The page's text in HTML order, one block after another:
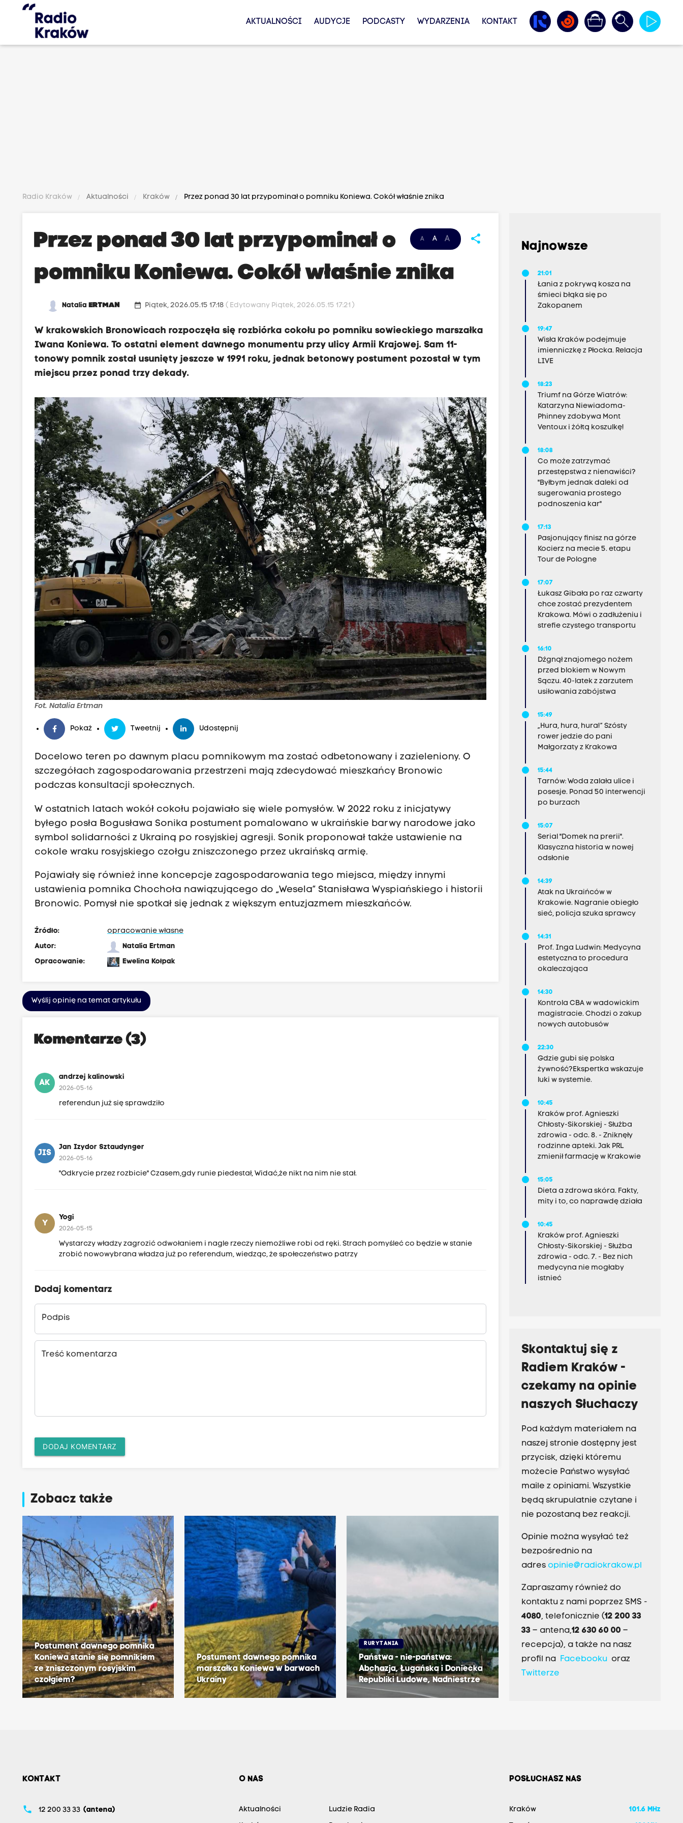
AKTUALNOŚCI AUDYCJE PODCASTY WYDARZENIA KONTAKT
Radio Kraków Aktualności Kraków Przez ponad 30 lat przypominał o pomniku Koniewa. Cokół właśnie znika
A A A share
Przez ponad 30 lat przypominał o
pomniku Koniewa. Cokół właśnie znika
NataliaERTMAN date_range Piątek, 2026.05.15 17:18( Edytowany Piątek, 2026.05.15 17:21 )
W krakowskich Bronowicach rozpoczęła się rozbiórka cokołu po pomniku sowieckiego marszałka
Iwana Koniewa. To ostatni element dawnego monumentu przy ulicy Armii Krajowej. Sam 11-
tonowy pomnik został usunięty jeszcze w 1991 roku, jednak betonowy postument pozostał w tym
miejscu przez ponad trzy dekady.
Fot. Natalia Ertman
Pokaż Tweetnij Udostępnij
Docelowo teren po dawnym placu pomnikowym ma zostać odbetonowany i zazieleniony. O
szczegółach zagospodarowania przestrzeni mają zdecydować mieszkańcy Bronowic
podczas konsultacji społecznych.
W ostatnich latach wokół cokołu pojawiało się wiele pomysłów. W 2022 roku z inicjatywy
byłego posła Bogusława Sonika postument pomalowano w ukraińskie barwy narodowe jako
symbol solidarności z Ukrainą po rosyjskiej agresji. Sonik proponował także ustawienie na
cokole wraku rosyjskiego czołgu zniszczonego przez ukraińską armię.
Pojawiały się również inne koncepcje zagospodarowania tego miejsca, między innymi
ustawienia pomnika Chochoła nawiązującego do „Wesela” Stanisława Wyspiańskiego i historii
Bronowic. Pomysł nie spotkał się jednak z większym entuzjazmem mieszkańców.
Źródło:
opracowanie własne
Autor:
Natalia Ertman
Opracowanie:
Ewelina Kołpak
Wyślij opinię na temat artykułu
Komentarze (3)
AK
andrzej kalinowski
2026-05-16
referendun już się sprawdziło
JIS
Jan Izydor Sztaudynger
2026-05-16
"Odkrycie przez rozbicie" Czasem,gdy runie piedestał, Widać,że nikt na nim nie stał.
Y
Yogi
2026-05-15
Wystarczy władzy zagrozić odwołaniem i nagle rzeczy niemożliwe robi od ręki. Strach pomyśleć co będzie w stanie
zrobić nowowybrana władza już po referendum, wiedząc, że społeczeństwo patrzy
Dodaj komentarz
Podpis
Treść komentarza
DODAJ KOMENTARZ
Zobacz także
Postument dawnego pomnika
Koniewa stanie się pomnikiem
ze zniszczonym rosyjskim
czołgiem?
Postument dawnego pomnika
marszałka Koniewa w barwach
Ukrainy
RURYTANIA
Państwa - nie-państwa:
Abchazja, Ługańska i Doniecka
Republiki Ludowe, Nadniestrze
Najnowsze
21:01
Łania z pokrywą kosza na
śmieci błąka się po
Zakopanem
19:47
Wisła Kraków podejmuje
imienniczkę z Płocka. Relacja
LIVE
18:23
Triumf na Górze Wiatrów:
Katarzyna Niewiadoma-
Phinney zdobywa Mont
Ventoux i żółtą koszulkę!
18:08
Co może zatrzymać
przestępstwa z nienawiści?
"Byłbym jednak daleki od
sugerowania prostego
podnoszenia kar"
17:13
Pasjonujący finisz na górze
Kocierz na mecie 5. etapu
Tour de Pologne
17:07
Łukasz Gibała po raz czwarty
chce zostać prezydentem
Krakowa. Mówi o zadłużeniu i
strefie czystego transportu
16:10
Dźgnął znajomego nożem
przed blokiem w Nowym
Sączu. 40-latek z zarzutem
usiłowania zabójstwa
15:49
„Hura, hura, hura!” Szósty
rower jedzie do pani
Małgorzaty z Krakowa
15:44
Tarnów: Woda zalała ulice i
posesje. Ponad 50 interwencji
po burzach
15:07
Serial "Domek na prerii".
Klasyczna historia w nowej
odsłonie
14:39
Atak na Ukraińców w
Krakowie. Nagranie obiegło
sieć, policja szuka sprawcy
14:31
Prof. Inga Ludwin: Medycyna
estetyczna to procedura
okaleczająca
14:30
Kontrola CBA w wadowickim
magistracie. Chodzi o zakup
nowych autobusów
22:30
Gdzie gubi się polska
żywność?Ekspertka wskazuje
luki w systemie.
10:45
Kraków prof. Agnieszki
Chłosty-Sikorskiej - Służba
zdrowia - odc. 8. - Zniknęły
rodzinne apteki. Jak PRL
zmienił farmację w Krakowie
15:05
Dieta a zdrowa skóra. Fakty,
mity i to, co naprawdę działa
10:45
Kraków prof. Agnieszki
Chłosty-Sikorskiej - Służba
zdrowia - odc. 7. - Bez nich
medycyna nie mogłaby
istnieć
Skontaktuj się z
Radiem Kraków -
czekamy na opinie
naszych Słuchaczy
Pod każdym materiałem na
naszej stronie dostępny jest
przycisk, dzięki któremu
możecie Państwo wysyłać
maile z opiniami. Wszystkie
będą skrupulatnie czytane i
nie pozostaną bez reakcji.
Opinie można wysyłać też
bezpośrednio na
adres opinie@radiokrakow.pl
Zapraszamy również do
kontaktu z nami poprzez SMS -
4080, telefonicznie (12 200 33
33– antena,12 630 60 00 –
recepcja), a także na nasz
profil na Facebookuoraz
Twitterze
KONTAKT
phone 12 200 33 33 (antena)
O NAS
Aktualności Ludzie Radia
POSŁUCHASZ NAS
Kraków 101.6 MHz